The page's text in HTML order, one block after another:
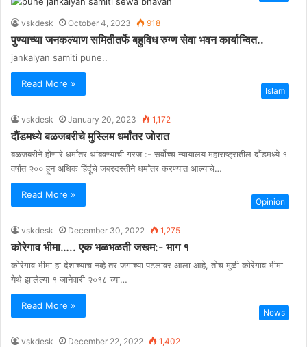
vskdesk October 4, 2023 918
पुण्याच्या जनकल्याण समितीतर्फे बहुविध रुग्ण सेवा भवन कार्यान्वित..
jankalyan samiti pune..
Read More »
Islam
vskdesk January 20, 2023 1,172
दौंडमध्ये बळजबरीचे मुस्लिम धर्मांतर जोरात
बळजबरीने होणारे धर्मांतर थांबवण्याची गरज :- सर्वोच्च न्यायालय महाराष्ट्रातील दौंडमध्ये १
वर्षात २०० हून अधिक हिंदूंचे जबरदस्तीने धर्मांतर करण्यात आल्याचे…
Read More »
Opinion
vskdesk December 30, 2022 1,275
कोरेगाव भीमा….. एक भळभळती जखम:- भाग १
कोरेगाव भीमा हा देशाच्याच नव्हे तर जगाच्या पटलावर आला आहे, तोच मुळी कोरेगाव भीमा
येथे झालेल्या १ जानेवारी २०१८ च्या…
Read More »
News
vskdesk December 22, 2022 1,402